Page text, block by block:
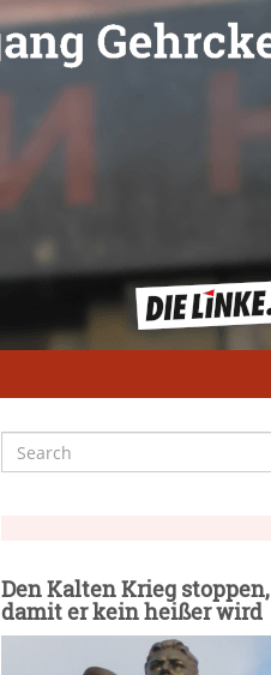
Suche
Search
Den Kalten Krieg stoppen,
damit er kein heißer wird